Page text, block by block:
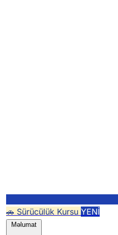
🚗 Sürücülük Kursu YENİ
Məlumat